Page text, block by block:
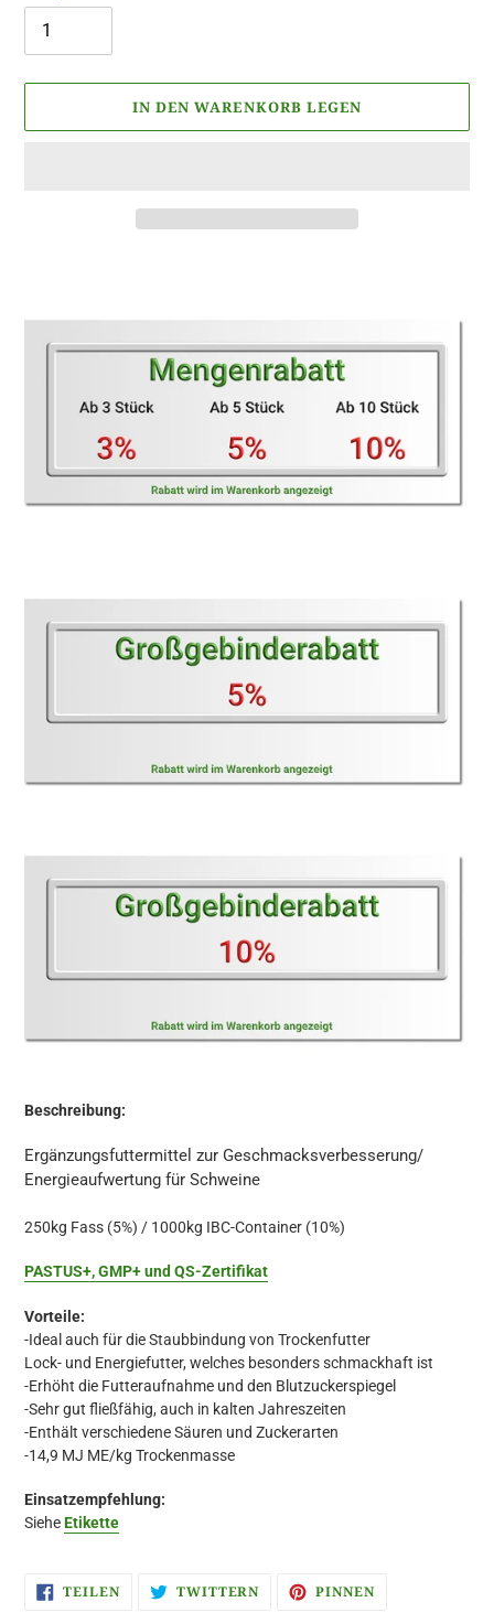
IN DEN WARENKORB LEGEN
hinzugefügt
Beschreibung:
Ergänzungsfuttermittel zur Geschmacksverbesserung/
Energieaufwertung für Schweine
250kg Fass (5%) / 1000kg IBC-Container (10%)
PASTUS+, GMP+ und QS-Zertifikat
Vorteile:
-Ideal auch für die Staubbindung von Trockenfutter
Lock- und Energiefutter, welches besonders schmackhaft ist
-Erhöht die Futteraufnahme und den Blutzuckerspiegel
-Sehr gut fließfähig, auch in kalten Jahreszeiten
-Enthält verschiedene Säuren und Zuckerarten
-14,9 MJ ME/kg Trockenmasse
Einsatzempfehlung:
SieheEtikette
TEILENAUF
FACEBOOK
TWITTERNAUF
TWITTER
PINNENAUF